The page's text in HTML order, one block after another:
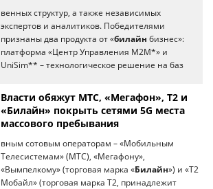
венных структур, а также независимых
экспертов и аналитиков. Победителями
признаны два продукта от «билайн бизнес»:
платформа «Центр Управления М2М*» и
UniSim** – технологическое решение на баз
Власти обяжут МТС, «Мегафон», Т2 и
«Билайн» покрыть сетями 5G места
массового пребывания
вным сотовым операторам – «Мобильным
Телесистемам» (МТС), «Мегафону»,
«Вымпелкому» (торговая марка «Билайн») и «Т2
Мобайл» (торговая марка Т2, принадлежит